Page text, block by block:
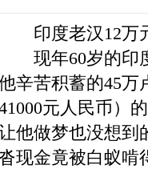
印度老汉12万
现年60岁的印度
辛苦积蓄的45万
元人民币）
他做梦也没想到
现金竟被白蚁